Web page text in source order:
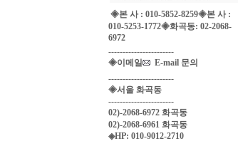
◈본 사 : 010-5852-8259◈본 사 :
010-5253-1772◈화곡동: 02-2068-
6972
-----------------------
◈이메일
E-mail 문의
-----------------------
◈서울 화곡동
-----------------------
02)-2068-6972 화곡동
02)-2068-6961 화곡동
◈HP: 010-9012-2710